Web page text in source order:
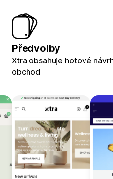
Předvolby
Xtra obsahuje hotové
obchod